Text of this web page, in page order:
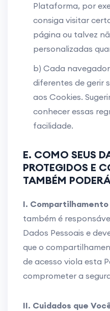
Plataforma, por
consiga visitar
página ou talvez
personalizadas
b) Cada
diferentes de gerir
aos Cookies.
conhecer essas
facilidade.
E. COMO SEUS
PROTEGIDOS E
TAMBÉM
I. Compartilhamento
também é
Dados Pessoais e
que o
de acesso viola esta
comprometer a
II. Cuidados que